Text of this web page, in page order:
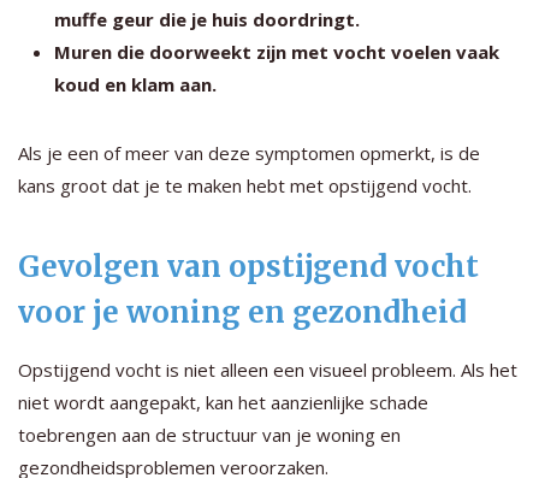
muffe geur die je huis doordringt.
Muren die doorweekt zijn met vocht voelen vaak
koud en klam aan.
Als je een of meer van deze symptomen opmerkt, is de
kans groot dat je te maken hebt met opstijgend vocht.
Gevolgen van opstijgend vocht
voor je woning en gezondheid
Opstijgend vocht is niet alleen een visueel probleem. Als het
niet wordt aangepakt, kan het aanzienlijke schade
toebrengen aan de structuur van je woning en
gezondheidsproblemen veroorzaken.